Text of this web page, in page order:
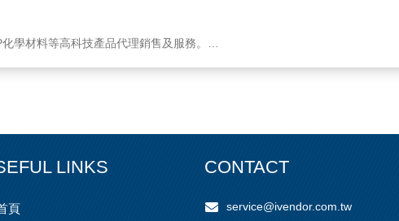
學材料等高科技產品代理銷售及服務。
LINKS
頁
CONTACT
service@ivendor.com.tw